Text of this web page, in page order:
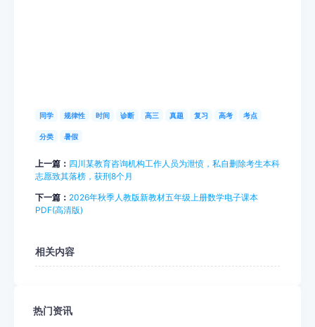
同学 规律性 时间 诊断 高三 真题 复习 高考 考点
分类 暑假
上一篇： 四川某教育咨询机构工作人员为泄愤，私自删除考生本科
志愿致其落榜，获刑8个月
下一篇： 2026年秋季人教版新教材五年级上册数学电子课本
PDF(高清版)
相关内容
热门资讯